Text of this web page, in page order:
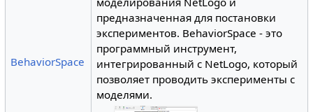
BehaviorSpace
предназначенная для постановки
экспериментов. BehaviorSpace - это
программный инструмент,
интегрированный с NetLogo, который
позволяет проводить эксперименты с
моделями.